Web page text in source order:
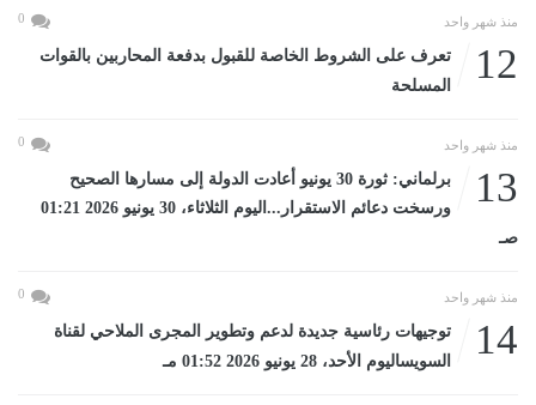
منذ شهر واحد 0
12
تعرف على الشروط الخاصة للقبول بدفعة المحاربين بالقوات
المسلحة
منذ شهر واحد 0
13
برلماني: ثورة 30 يونيو أعادت الدولة إلى مسارها الصحيح
ورسخت دعائم الاستقرار...اليوم الثلاثاء، 30 يونيو 2026 01:21
صـ
منذ شهر واحد 0
14
توجيهات رئاسية جديدة لدعم وتطوير المجرى الملاحي لقناة
السويساليوم الأحد، 28 يونيو 2026 01:52 مـ